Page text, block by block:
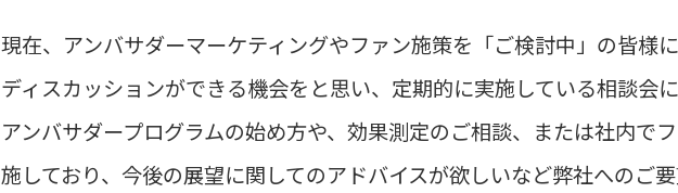
現在、アンバサダーマーケティングやファン施策を「ご検討中」の皆様
ディスカッションができる機会をと思い、定期的に実施している相談会
アンバサダープログラムの始め方や、効果測定のご相談、または社内で
施しており、今後の展望に関してのアドバイスが欲しいなど弊社へのご